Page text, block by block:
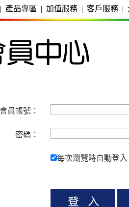
| 產品專區 | 加值服務 | 客戶服務 |
會員帳號：
密碼：
每次瀏覽時自動登入